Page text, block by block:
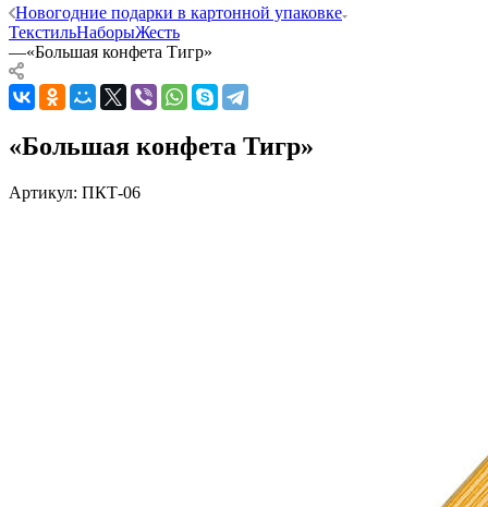
Новогодние подарки в картонной упаковке
ТекстильНаборыЖесть
—«Большая конфета Тигр»
«Большая конфета Тигр»
Артикул: ПКТ-06